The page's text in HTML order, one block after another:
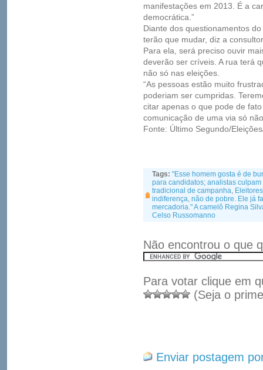
manifestações em 2013. É a
democrática.”
Diante dos questionamentos
terão que mudar, diz a
Para ela, será preciso ouvir
deverão ser críveis. A rua terá
não só nas eleições.
“As pessoas estão muito
poderiam ser cumpridas.
citar apenas o que pode de
comunicação de uma via só
Fonte: Último Segundo/
Tags: "Esse homem gosta é de
para candidatos; analistas
tradicional de campanha,
indiferença, não de pobre. Ele já
mercadoria." A camelô Regina
Celso Russomanno
Não encontrou o que
Para votar clique em
(Seja o
Enviar postagem